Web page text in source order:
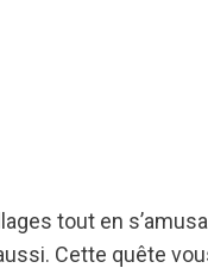
tout en
Cette quête